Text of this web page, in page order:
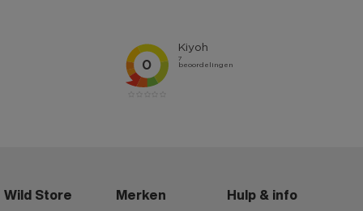
Wild Store Merken Hulp & info